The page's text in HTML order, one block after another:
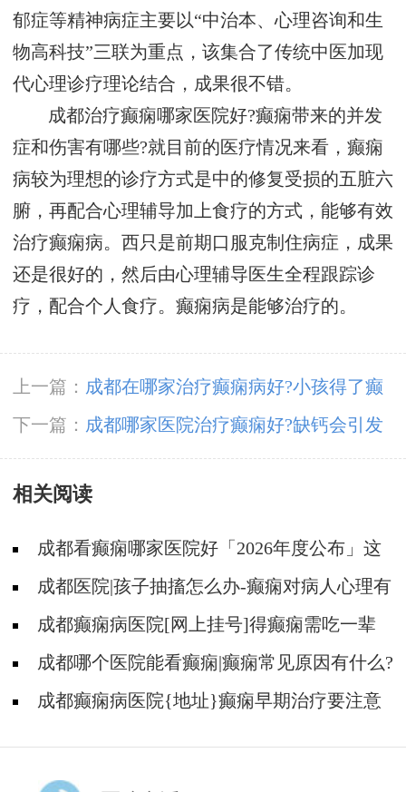
郁症等精神病症主要以“中治本、心理咨询和生
物高科技”三联为重点，该集合了传统中医加现
代心理诊疗理论结合，成果很不错。
成都治疗癫痫哪家医院好?癫痫带来的并发
症和伤害有哪些?就目前的医疗情况来看，癫痫
病较为理想的诊疗方式是中的修复受损的五脏六
腑，再配合心理辅导加上食疗的方式，能够有效
治疗癫痫病。西只是前期口服克制住病症，成果
还是很好的，然后由心理辅导医生全程跟踪诊
疗，配合个人食疗。癫痫病是能够治疗的。
上一篇： 成都在哪家治疗癫痫病好?小孩得了癫
痫有什么症状?
下一篇： 成都哪家医院治疗癫痫好?缺钙会引发
癫痫发作吗?
相关阅读
成都看癫痫哪家医院好「2026年度公布」这
些遗传病可能伴有癫痫发生
成都医院|孩子抽搐怎么办-癫痫对病人心理有
影响吗?
成都癫痫病医院[网上挂号]得癫痫需吃一辈
子药吗?
成都哪个医院能看癫痫|癫痫常见原因有什么?
成都癫痫病医院{地址}癫痫早期治疗要注意